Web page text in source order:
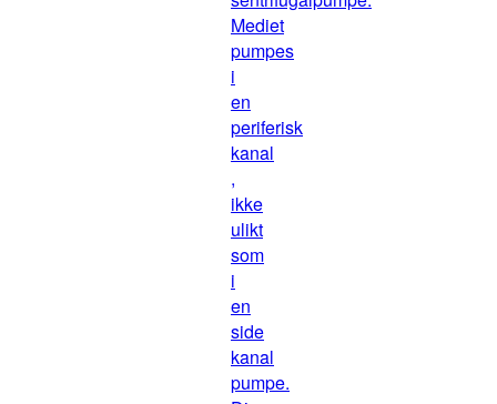
Mediet
pumpes
i
en
periferisk
kanal
,
ikke
ulikt
som
i
en
side
kanal
pumpe.